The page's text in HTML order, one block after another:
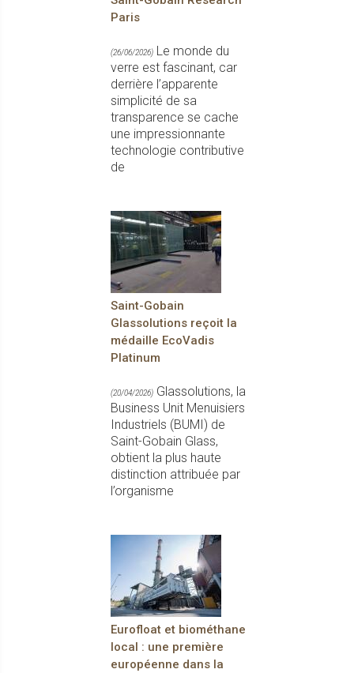
Paris
(26/06/2026) Le monde du
verre est fascinant, car
derrière l’apparente
simplicité de sa
transparence se cache
une impressionnante
technologie contributive
de
Saint-Gobain
Glassolutions reçoit la
médaille EcoVadis
Platinum
(20/04/2026) Glassolutions, la
Business Unit Menuisiers
Industriels (BUMI) de
Saint-Gobain Glass,
obtient la plus haute
distinction attribuée par
l’organisme
Eurofloat et biométhane
local : une première
européenne dans la